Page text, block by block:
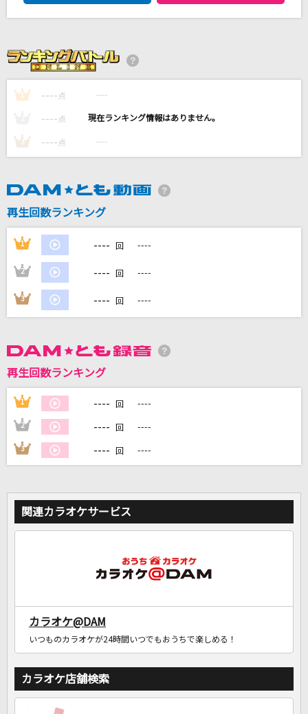
なとり
夏祭り
好きすぎて滅！
YOASOBI
カラオケ最新情報をチェック！
1 ---- 点 ----
---- 点 ----
3 ---- 点 ----
再生回数ランキング
1 ---- 回 ----
2 ---- 回 ----
3 ---- 回 ----
再生回数ランキング
1 ---- 回 ----
2 ---- 回 ----
3 ---- 回 ----
関連カラオケサービス
カラオケ@DAM
いつものカラオケが24時間いつでもおうちで楽しめる！
カラオケ店舗検索